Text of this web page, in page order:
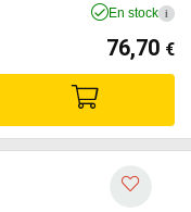
En stock i
76,70 €